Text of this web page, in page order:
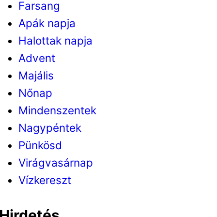
Farsang
Apák napja
Halottak napja
Advent
Majális
Nőnap
Mindenszentek
Nagypéntek
Pünkösd
Virágvasárnap
Vízkereszt